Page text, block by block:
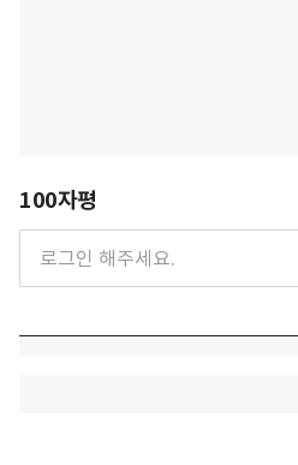
100자평